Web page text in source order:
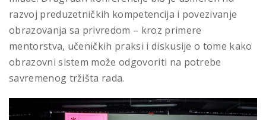
razvoj preduzetničkih kompetencija i povezivanje
obrazovanja sa privredom – kroz primere
mentorstva, učeničkih praksi i diskusije o tome kako
obrazovni sistem može odgovoriti na potrebe
savremenog tržišta rada.